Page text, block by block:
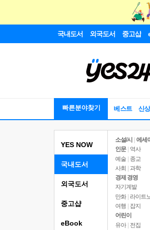
국내도서 외국도서 중고샵
빠른분야찾기 베스트 신
YES NOW
국내도서
소설/시
에세이
인문
역사
예술 | 종교
사회 | 과학
경제 경영
자기계발
만화 | 라이트
여행
잡지
어린이
유아 | 전집
외국도서
중고샵
eBook